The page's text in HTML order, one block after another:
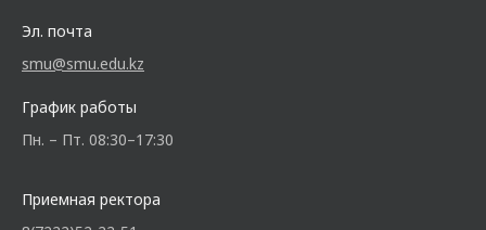
Эл. почта
smu@smu.edu.kz
График работы
Пн. – Пт. 08:30–17:30
Приемная ректора